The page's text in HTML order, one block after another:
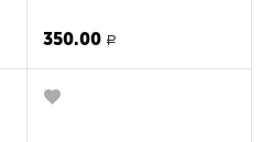
350.00 Р